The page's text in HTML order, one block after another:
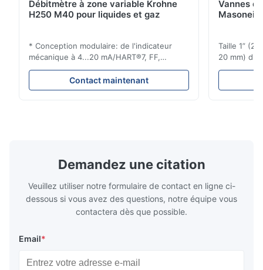
Débitmètre à zone variable Krohne
H250 M40 pour liquides et gaz
* Conception modulaire: de l'indicateur
mécanique à 4...20 mA/HART®7, FF,
Profibus-PA et totalizateur * N'importe
quelle position d'installation: verticale,
horizontale ou dans les tuyaux
Contact maintenant
Vannes
Taille 1”
20 mm)
brides :
Demandez une citation
Veuillez utiliser notre formulaire de contact en ligne ci-
dessous si vous avez des questions, notre équipe vous
contactera dès que possible.
Email*